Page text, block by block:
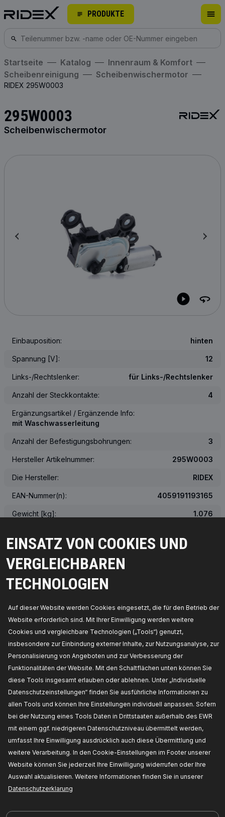
PRODUKTE
EINSATZ VON COOKIES UND
VERGLEICHBAREN
TECHNOLOGIEN
Auf dieser Website werden Cookies eingesetzt, die für den Betrieb der
Website erforderlich sind. Mit Ihrer Einwilligung werden weitere
Cookies und vergleichbare Technologien („Tools“) genutzt,
insbesondere zur Einbindung externer Inhalte, zur Nutzungsanalyse, zur
Personalisierung von Angeboten und zur Verbesserung der
Funktionalitäten der Website. Mit den Schaltflächen unten können Sie
diese Tools insgesamt erlauben oder ablehnen. Unter „Individuelle
Datenschutzeinstellungen“ finden Sie ausführliche Informationen zu
allen Tools und können Ihre Einstellungen individuell anpassen. Sofern
bei der Nutzung eines Tools Daten in Drittstaaten außerhalb des EWR
mit einem ggf. niedrigeren Datenschutzniveau übermittelt werden,
umfasst Ihre Einwilligung ausdrücklich auch diese Übermittlung und
weitere Verarbeitung. In den Cookie-Einstellungen im Footer unserer
Website können Sie jederzeit Ihre Einwilligung widerrufen oder Ihre
Auswahl aktualisieren. Weitere Informationen finden Sie in unserer
Datenschutzerklarung
Startseite Katalog
Innenraum & Komfort
Scheibenreinigung
Scheibenwischermotor
RIDEX 295W0003
295W0003
Scheibenwischermotor
Einbauposition: hinten
Spannung [V]: 12
Links-/Rechtslenker: für Links-/Rechtslenker
Anzahl der Steckkontakte: 4
Ergänzungsartikel / Ergänzende Info:
mit Waschwasserleitung
Anzahl der Befestigungsbohrungen: 3
Hersteller Artikelnummer: 295W0003
Die Hersteller: RIDEX
EAN-Nummer(n): 4059191193165
Gewicht [kg]: 1.076
abweichen
MEISTVERKAUFTE PRODUKTE IN IHREM LAND
TEILE, AUF DIE SIE SICH VERLASSEN KÖNNEN
10365 BERLIN